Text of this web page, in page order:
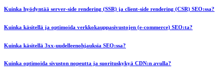
Kuinka hyödyntää server-side rendering (SSR) ja client-side rendering (CSR) SEO:ssa?
Kuinka käsitellä ja optimoida verkkokauppasivustojen (e-commerce) SEO:ta?
Kuinka käsitellä 3xx-uudelleenohjauksia SEO:ssa?
Kuinka optimoida sivuston nopeutta ja suorituskykyä CDN:n avulla?